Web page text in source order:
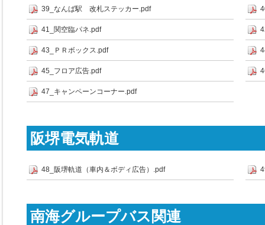
39_なんば駅 改札ステッカー.pdf
41_関空臨パネ.pdf
43_ＰＲボックス.pdf
45_フロア広告.pdf
47_キャンペーンコーナー.pdf
阪堺電気軌道
48_阪堺軌道（車内＆ボディ広告）.pdf
南海グループバス関連